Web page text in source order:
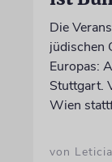
Die
jüdischen
Europas:
Stuttgart.
Wien
von